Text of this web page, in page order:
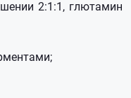
2:1:1, глютамин